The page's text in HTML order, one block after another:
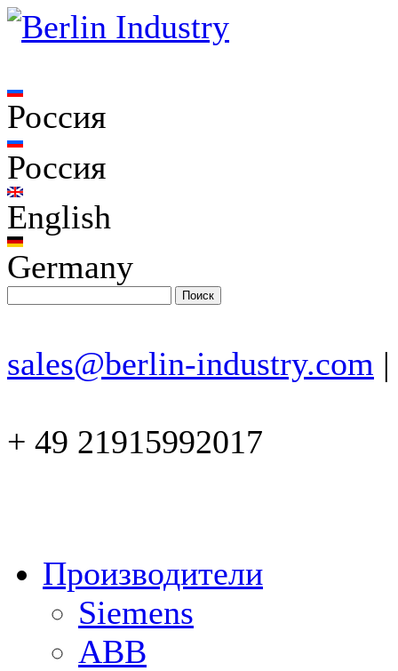
Россия
Россия
English
Germany
sales@berlin-industry.com |
+ 49 21915992017
Производители
Siemens
ABB